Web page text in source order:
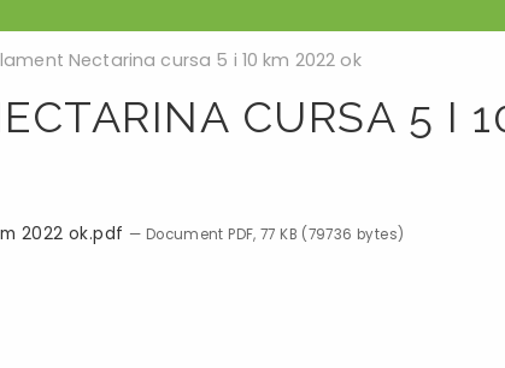
38ºC 23ºC
Dimarts
Nectarina cursa 5 i 10 km 2022 ok
CURSA 5 I
2022 ok.pdf — Document PDF, 77 KB (79736 bytes)